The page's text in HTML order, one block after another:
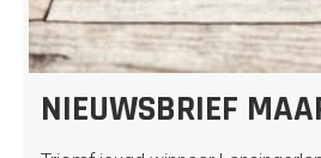
NIEUWSBRIEF